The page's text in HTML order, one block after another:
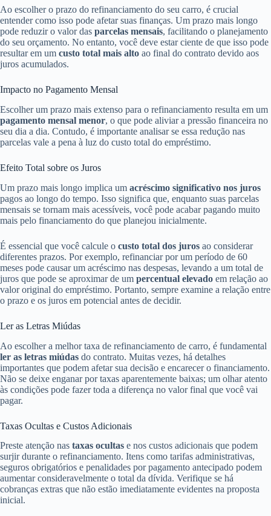
Ao escolher o prazo do refinanciamento do seu carro, é crucial
entender como isso pode afetar suas finanças. Um prazo mais longo
pode reduzir o valor das parcelas mensais, facilitando o planejamento
do seu orçamento. No entanto, você deve estar ciente de que isso pode
resultar em um custo total mais alto ao final do contrato devido aos
juros acumulados.
Impacto no Pagamento Mensal
Escolher um prazo mais extenso para o refinanciamento resulta em um
pagamento mensal menor, o que pode aliviar a pressão financeira no
seu dia a dia. Contudo, é importante analisar se essa redução nas
parcelas vale a pena à luz do custo total do empréstimo.
Efeito Total sobre os Juros
Um prazo mais longo implica um acréscimo significativo nos juros
pagos ao longo do tempo. Isso significa que, enquanto suas parcelas
mensais se tornam mais acessíveis, você pode acabar pagando muito
mais pelo financiamento do que planejou inicialmente.
É essencial que você calcule o custo total dos juros ao considerar
diferentes prazos. Por exemplo, refinanciar por um período de 60
meses pode causar um acréscimo nas despesas, levando a um total de
juros que pode se aproximar de um percentual elevado em relação ao
valor original do empréstimo. Portanto, sempre examine a relação entre
o prazo e os juros em potencial antes de decidir.
Ler as Letras Miúdas
Ao escolher a melhor taxa de refinanciamento de carro, é fundamental
ler as letras miúdas do contrato. Muitas vezes, há detalhes
importantes que podem afetar sua decisão e encarecer o financiamento.
Não se deixe enganar por taxas aparentemente baixas; um olhar atento
às condições pode fazer toda a diferença no valor final que você vai
pagar.
Taxas Ocultas e Custos Adicionais
Preste atenção nas taxas ocultas e nos custos adicionais que podem
surjir durante o refinanciamento. Itens como tarifas administrativas,
seguros obrigatórios e penalidades por pagamento antecipado podem
aumentar consideravelmente o total da dívida. Verifique se há
cobranças extras que não estão imediatamente evidentes na proposta
inicial.